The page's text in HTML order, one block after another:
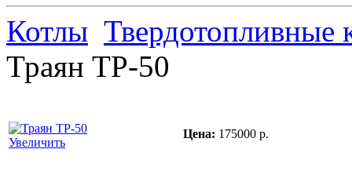
Котлы Твердотопливные
Траян ТР-50
Увеличить
Цена: 175000 р.